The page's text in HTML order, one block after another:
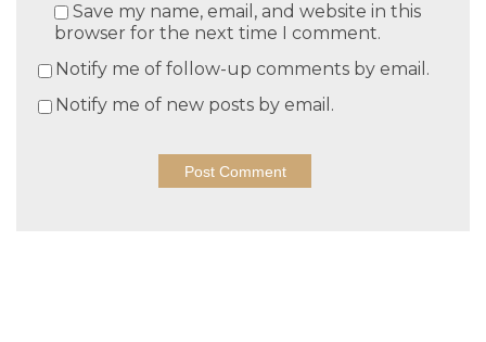
Save my name, email, and website in this
browser for the next time I comment.
Notify me of follow-up comments by email.
Notify me of new posts by email.